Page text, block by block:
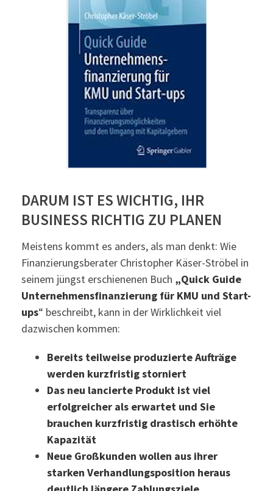
DARUM IST ES WICHTIG, IHR
BUSINESS RICHTIG ZU PLANEN
Meistens kommt es anders, als man denkt: Wie
Finanzierungsberater Christopher Käser-Ströbel in
seinem jüngst erschienenen Buch „Quick Guide
Unternehmensfinanzierung für KMU und Start-
ups“ beschreibt, kann in der Wirklichkeit viel
dazwischen kommen:
Bereits teilweise produzierte Aufträge
werden kurzfristig storniert
Das neu lancierte Produkt ist viel
erfolgreicher als erwartet und Sie
brauchen kurzfristig drastisch erhöhte
Kapazität
Neue Großkunden wollen aus ihrer
starken Verhandlungsposition heraus